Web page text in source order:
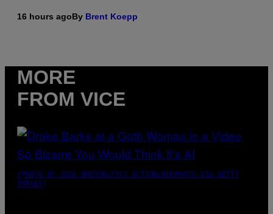
16 hours agoBy Brent Koepp
MORE
FROM VICE
(PHOTO BY JOSE BRETON/PICS ACTION/NURPHOTO VIA GETTY
IMAGES)